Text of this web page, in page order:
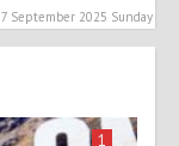
7 September 2025 Sunday
1